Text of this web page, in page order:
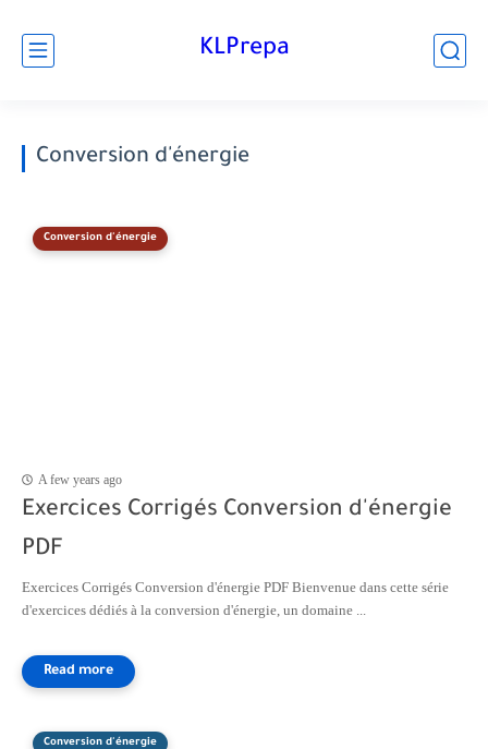
KLPrepa
Conversion d'énergie
Conversion d'énergie
A few years ago
Exercices Corrigés Conversion d'énergie
PDF
Exercices Corrigés Conversion d'énergie PDF Bienvenue dans cette série
d'exercices dédiés à la conversion d'énergie, un domaine ...
Conversion d'énergie